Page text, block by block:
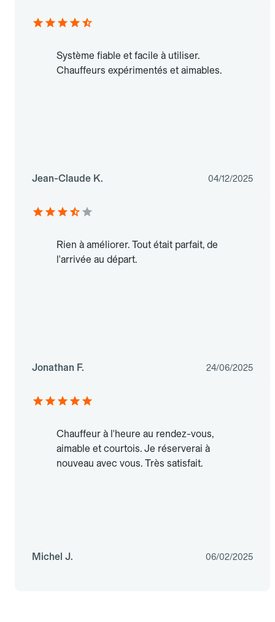
Système fiable et facile à utiliser.
Chauffeurs expérimentés et aimables.
Jean-Claude K. 04/12/2025
Rien à améliorer. Tout était parfait, de
l'arrivée au départ.
Jonathan F. 24/06/2025
Chauffeur à l'heure au rendez-vous,
aimable et courtois. Je réserverai à
nouveau avec vous. Très satisfait.
Michel J. 06/02/2025